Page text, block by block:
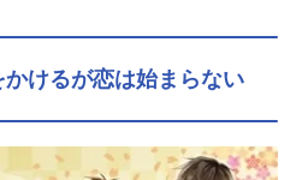
けるが恋は始まらない